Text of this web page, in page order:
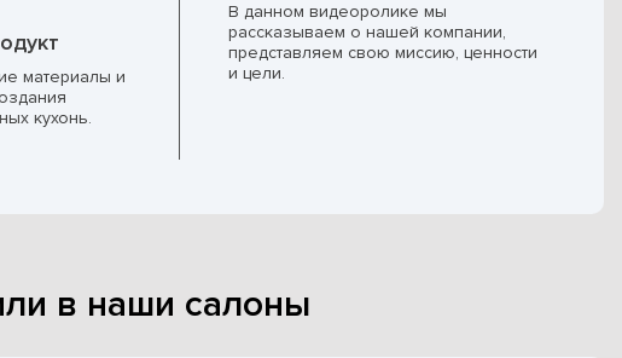
материалы и
кухонь.
В данном видеоролике мы
рассказываем о нашей компании,
представляем свою миссию, ценности
и цели.
в наши салоны